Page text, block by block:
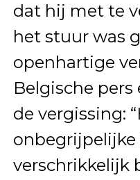
dat hij met te
het stuur was
openhartige
Belgische
de vergissing:
verschrikkelijk